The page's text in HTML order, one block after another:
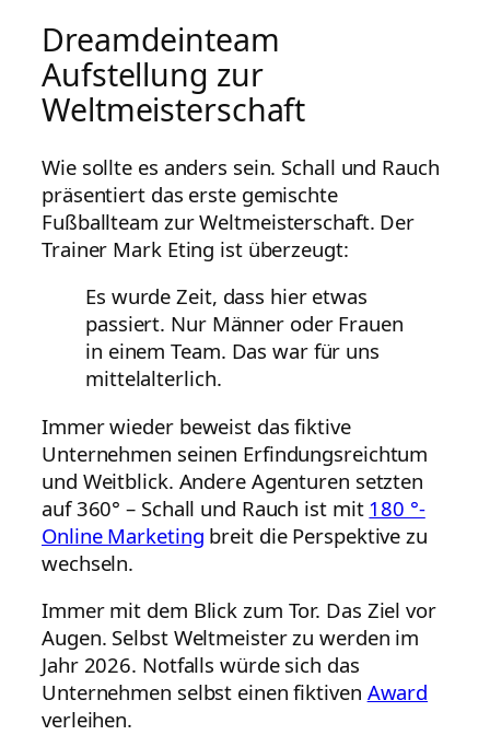
Dreamdeinteam
Aufstellung zur
Weltmeisterschaft
Wie sollte es anders sein. Schall und Rauch
präsentiert das erste gemischte
Fußballteam zur Weltmeisterschaft. Der
Trainer Mark Eting ist überzeugt:
Es wurde Zeit, dass hier etwas
passiert. Nur Männer oder Frauen
in einem Team. Das war für uns
mittelalterlich.
Immer wieder beweist das fiktive
Unternehmen seinen Erfindungsreichtum
und Weitblick. Andere Agenturen setzten
auf 360° – Schall und Rauch ist mit 180 °-
Online Marketing breit die Perspektive zu
wechseln.
Immer mit dem Blick zum Tor. Das Ziel vor
Augen. Selbst Weltmeister zu werden im
Jahr 2026. Notfalls würde sich das
Unternehmen selbst einen fiktiven Award
verleihen.